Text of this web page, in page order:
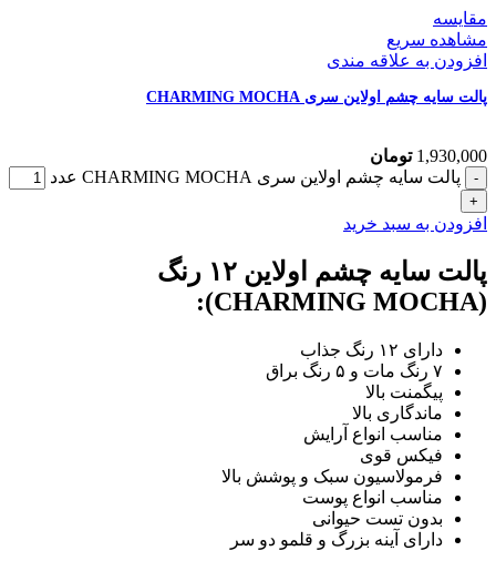
مقایسه
مشاهده سریع
افزودن به علاقه مندی
پالت سایه چشم اولاین سری CHARMING MOCHA
1,930,000 تومان
پالت سایه چشم اولاین سری CHARMING MOCHA عدد
افزودن به سبد خرید
پالت سایه چشم اولاین ۱۲ رنگ
(CHARMING MOCHA):
دارای ۱۲ رنگ جذاب
۷ رنگ مات و ۵ رنگ براق
پیگمنت بالا
ماندگاری بالا
مناسب انواع آرایش
فیکس قوی
فرمولاسیون سبک و پوشش بالا
مناسب انواع پوست
بدون تست حیوانی
دارای آینه بزرگ و قلمو دو سر